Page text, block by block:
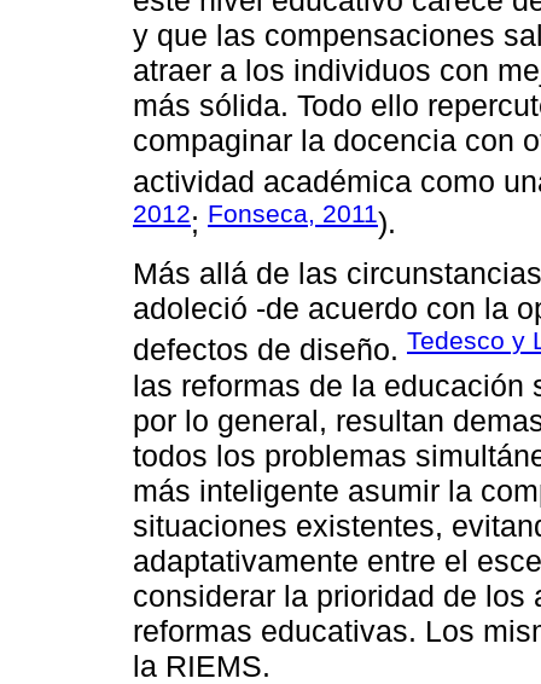
y que las compensaciones
atraer a los individuos con
más sólida. Todo ello
compaginar la docencia con
actividad académica como
2012; Fonseca, 2011).
Más allá de las
adoleció -de acuerdo con la
defectos de diseño. Tedesco y
las reformas de la educación
por lo general, resultan
todos los problemas
más inteligente asumir la
situaciones existentes,
adaptativamente entre el
considerar la prioridad de
reformas educativas. Los
la RIEMS.